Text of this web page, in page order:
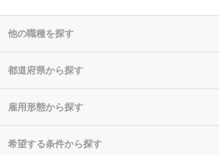
他の職種を探す
都道府県から探す
雇用形態から探す
希望する条件から探す